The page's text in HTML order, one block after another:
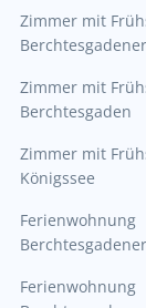
Zimmer mit
Zimmer mit
Berchtesgaden
Zimmer mit
Königssee
Ferienwohnung
Ferienwohnung